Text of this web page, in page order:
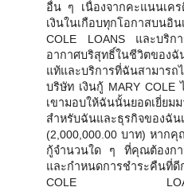
อื่น ๆ เนื่องจากคะแนนเค
เงินในเกือบทุกโอกาสบนอิ
COLE LOANS และบริกา
อากาศบริสุทธิ์ในชีวิตของ
แท้และบริการที่ฉันสามาร
บริษัท เงินกู้ MARY COLE
เขามอบให้ฉันนั้นยอดเยี่ยม
สำหรับฉันและธุรกิจของฉัน
(2,000,000.00 บาท) หาก
กู้จำนวนใด ๆ ที่คุณต้องกา
และกำหนดการชำระคืน
COLE